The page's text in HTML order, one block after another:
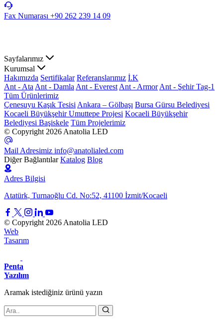
Fax Numarası +90 262 239 14 09
Sayfalarımız
Kurumsal
Hakımızda Sertifikalar Referanslarımız İ.K
Ant - Ata Ant - Damla Ant - Everest Ant - Armor Ant - Şehir Tag-1
Tüm Ürünlerimiz
Çenesuyu Kaşık Tesisi Ankara – Gölbaşı Bursa Gürsu Belediyesi
Kocaeli Büyükşehir Umuttepe Projesi Kocaeli Büyükşehir
Belediyesi Başiskele Tüm Projelerimiz
© Copyright 2026 Anatolia LED
Mail Adresimiz info@anatolialed.com
Diğer Bağlantılar Katalog Blog
Adres Bilgisi
Atatürk, Turnaoğlu Cd. No:52, 41100 İzmit/Kocaeli
© Copyright 2026 Anatolia LED
Web
Tasarım
Penta
Yazılım
Aramak istediğiniz ürünü yazın